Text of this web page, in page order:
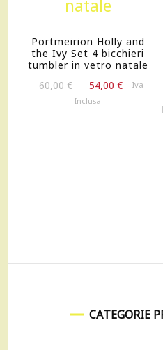
Portmeirion Holly and
the Ivy Set 4 bicchieri
tumbler in vetro natale
60,00€
prezzo
54,00€
IlIva
Inclusa
CATEGORIE